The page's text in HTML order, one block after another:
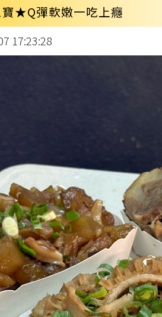
★Q彈軟嫩一吃上癮
17:23:28